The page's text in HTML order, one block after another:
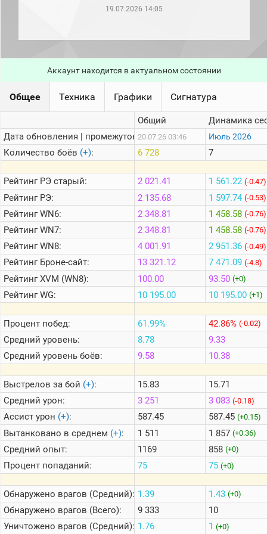
месяц)
(за
последние
сессии)
Топ
1000
Кланы
стримеров
Информация
Онлайн
Цветовая
шкала
Теlegram
ВК
Портал
Мира
Танков
19.07.2026 14:05
Аккаунт находится в актуальном состоянии
Общее Техника Графики Сигнатура
Дата обновления | промежуток:
Количество боёв (+):
РейтингРЭ старый:
РейтингРЭ:
РейтингWN6:
РейтингWN7:
РейтингWN8:
РейтингБроне-сайт:
РейтингXVM (WN8):
РейтингWG:
Процент побед:
Средний уровень:
Средний уровень боёв:
Выстрелов за бой (+):
Средний урон:
Ассист урон (+):
Вытанковано в среднем (+):
Средний опыт:
Процент попаданий:
Обнаружено врагов (Средний):
Обнаружено врагов (Всего):
Уничтожено врагов (Средний):
Общий
20.07.26 03:46
6 728
2 021.41
2 135.68
2 348.81
2 348.81
4 001.91
13 321.12
100.00
10 195.00
61.99%
8.78
9.58
15.83
3 251
587.45
1 511
1169
75
1.39
9 333
1.76
Динамика
Июль 2026
7
1 561.22 (-0.47)
1 597.74 (-0.53)
1 458.58 (-0.76)
1 458.58 (-0.76)
2 951.36 (-0.49)
7 471.09 (-4.8)
93.50 (+0)
10 195.00 (+1)
42.86% (-0.02)
9.33
10.38
15.71
3 083 (-0.18)
587.45 (+0.15)
1 857 (+0.36)
858 (+0)
75 (+0)
1.43 (+0)
10
1 (+0)